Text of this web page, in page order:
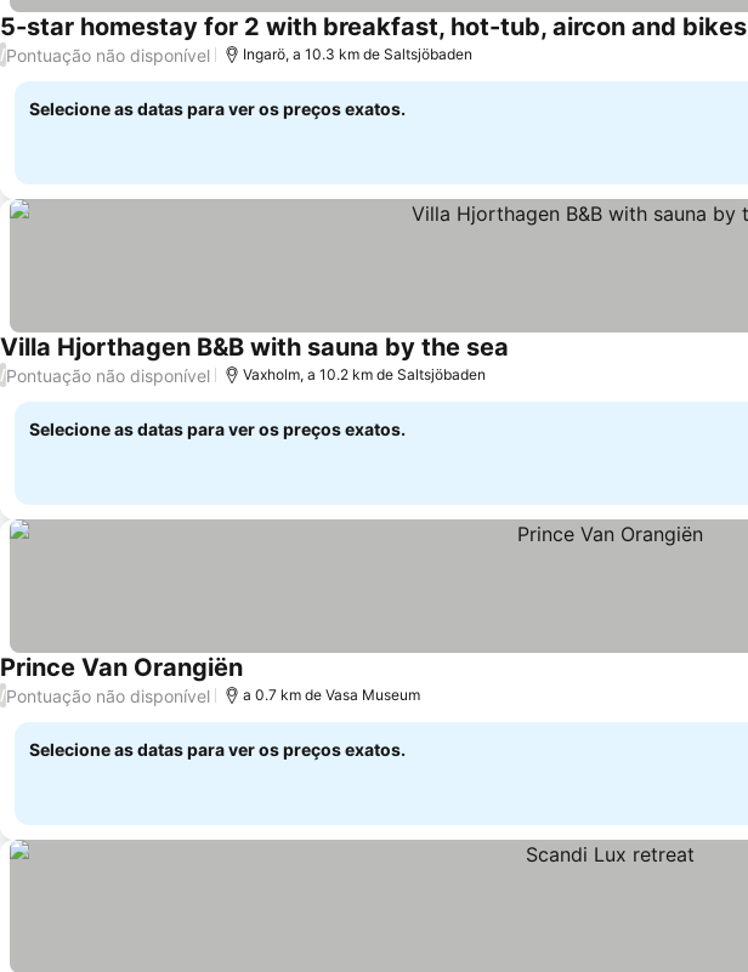
5-star homestay for 2 with breakfast, hot-tub, aircon and bikes
/Pontuação não disponível Ingarö, a 10.3 km de Saltsjöbaden
Selecione as datas para ver os preços exatos.
Villa Hjorthagen B&B with sauna by the sea
/Pontuação não disponível Vaxholm, a 10.2 km de Saltsjöbaden
Selecione as datas para ver os preços exatos.
Prince Van Orangiën
/Pontuação não disponível a 0.7 km de Vasa Museum
Selecione as datas para ver os preços exatos.